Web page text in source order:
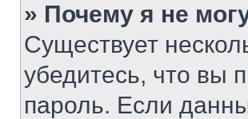
» Почему я не
Существует
убедитесь, что вы
пароль. Если